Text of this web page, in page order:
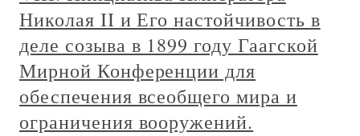
Николая II и Его настойчивость в
деле созыва в 1899 году Гаагской
Мирной Конференции для
обеспечения всеобщего мира и
ограничения вооружений.